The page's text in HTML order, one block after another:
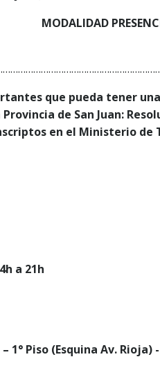
MODALIDAD
que pueda tener
de San Juan:
en el Ministerio de
a 21h
1° Piso (Esquina Av. Rioja)